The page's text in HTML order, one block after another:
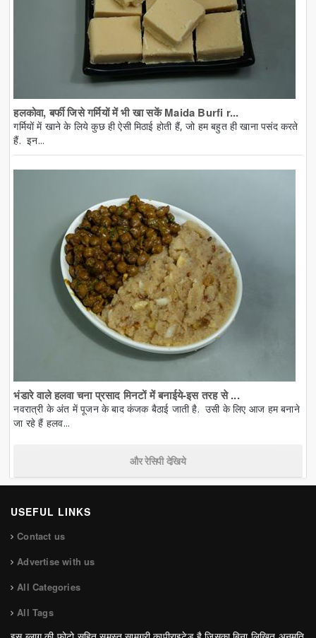
हलकोवा, बर्फी जिसे गर्मियों में भी खा सकें Maida Burfi r...
गर्मियों में खाने के लिये कुछ ही ऐसी मिठाई होती हैं, जो हम बहुत ही खाना पसंद करते
हैं. इन...
भंडारे वाले हलवा चना प्रसाद मिनटों में बनाईये-इस तरह से ...
नवरात्री के अंत में पूजन के बाद कंजक बैठाई जाती है. उसी के लिए आज हम बनाने
जा रहे हैं हलव...
और रेसिपी देखिये
USEFUL LINKS
Contact us
Advertise with us
All Categories
All Tags